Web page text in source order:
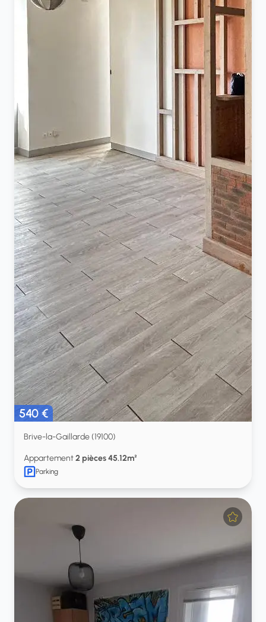
540 €
Brive-la-Gaillarde (19100)
Appartement2 pièces 45.12m²
Parking